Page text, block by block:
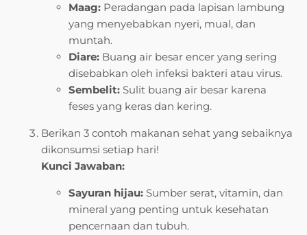
Maag: Peradangan pada lapisan lambung
yang menyebabkan nyeri, mual, dan
muntah.
Diare: Buang air besar encer yang sering
disebabkan oleh infeksi bakteri atau virus.
Sembelit: Sulit buang air besar karena
feses yang keras dan kering.
Berikan 3 contoh makanan sehat yang sebaiknya
dikonsumsi setiap hari!
Kunci Jawaban:
Sayuran hijau: Sumber serat, vitamin, dan
mineral yang penting untuk kesehatan
pencernaan dan tubuh.